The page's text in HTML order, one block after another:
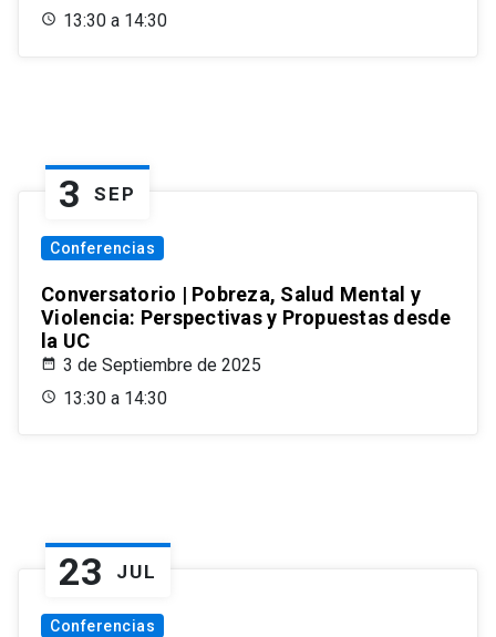
13:30 a 14:30
3 SEP
Conferencias
Conversatorio | Pobreza, Salud Mental y
Violencia: Perspectivas y Propuestas desde
la UC
3 de Septiembre de 2025
13:30 a 14:30
23 JUL
Conferencias